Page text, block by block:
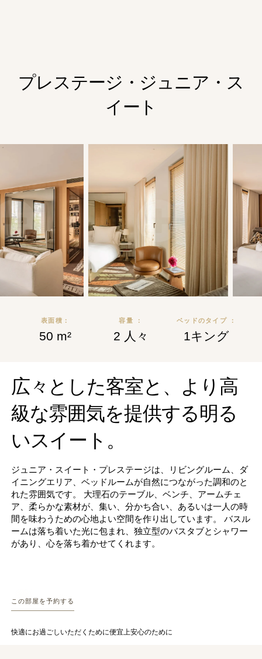
プレステージ・ジュニア・ス
イート
表面積：
50 m²
容量 ：
2 人々
ベッドのタイプ ：
1キング
広々とした客室と、より高
級な雰囲気を提供する明る
いスイート。
ジュニア・スイート・プレステージは、リビングルーム、ダ
イニングエリア、ベッドルームが自然につながった調和のと
れた雰囲気です。 大理石のテーブル、ベンチ、アームチェ
ア、柔らかな素材が、集い、分かち合い、あるいは一人の時
間を味わうための心地よい空間を作り出しています。 バスル
ームは落ち着いた光に包まれ、独立型のバスタブとシャワー
があり、心を落ち着かせてくれます。
この部屋を予約する
快適にお過ごしいただくために便宜上安心のために
フィットネス＆スパ
イベント＆会議
体験＆観光
よくある質問
書籍
55 AV. DE SAXE
75007 PARIS, FRANCE
+33 1 81 69 07 40
CONTACT@HOTELSAXPARIS.COM